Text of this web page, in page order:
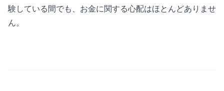
験している間でも、お金に関する心配はほとんどありませ
ん。